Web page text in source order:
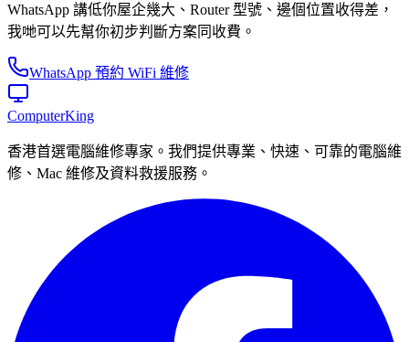
WhatsApp 講低你屋企幾大、Router 型號、邊個位置收得差，
我哋可以先幫你初步判斷方案同收費。
WhatsApp 預約 WiFi 維修
ComputerKing
香港首選電腦維修專家。我們提供專業、快速、可靠的電腦維
修、Mac 維修及資料救援服務。